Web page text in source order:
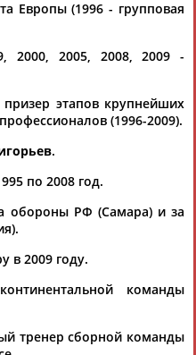
АБДРАХМАНОВ
Европы (1996 - групповая
2000, 2005, 2008, 2009 -
этапов крупнейших
(1996-2009).
.
по 2008 год.
обороны РФ (Самара) и за
в 2009 году.
команды
тренер сборной команды